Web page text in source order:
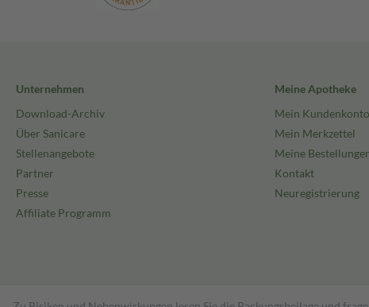
Unternehmen
Download-Archiv
Über Sanicare
Stellenangebote
Partner
Presse
Affiliate Programm
Meine Apotheke
Mein Kundenkonto
Mein Merkzettel
Meine
Kontakt
Neuregistrierung